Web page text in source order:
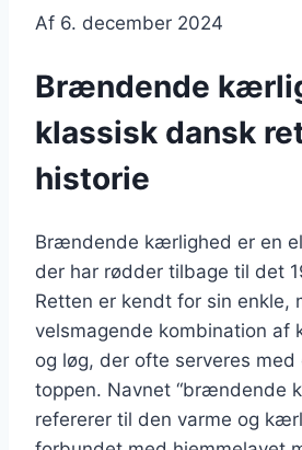
Af 6. december 2024
Brændende
klassisk dansk
historie
Brændende kærlighed er en
der har rødder tilbage til det
Retten er kendt for sin enkle,
velsmagende kombination af
og løg, der ofte serveres
toppen. Navnet “brændende
refererer til den varme og